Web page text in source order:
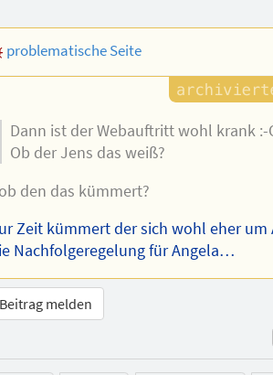
problematische Seite
Dann ist der Webauftritt wohl krank :-
Ob der Jens das weiß?
ob den das kümmert?
Zeit kümmert der sich wohl eher
Nachfolgeregelung für Angela…
Beitrag melden